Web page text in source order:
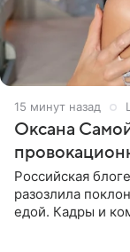
15 минут назад
Оксана
Российская
разозлила
едой. Кадры и